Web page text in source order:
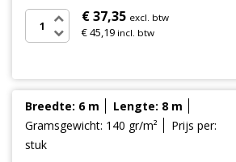
€ 37,35 excl. btw
€ 45,19 incl. btw
Breedte: 6 m
Lengte: 8 m
Gramsgewicht: 140 gr/m²
Prijs per:
stuk